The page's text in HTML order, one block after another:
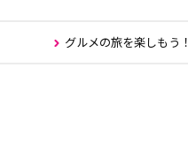
グルメの旅を楽しもう！